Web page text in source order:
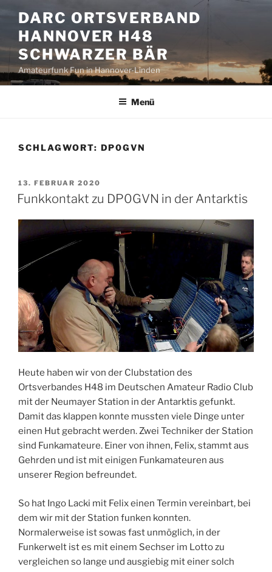
Inhalt
springen
DARC ORTSVERBAND
HANNOVER H48
SCHWARZER BÄR
Amateurfunk Fun in Hannover-Linden
Menü
SCHLAGWORT: DP0GVN
VERÖFFENTLICHT
AM
13. FEBRUAR 2020
Funkkontakt zu DP0GVN in der Antarktis
Heute haben wir von der Clubstation des
Ortsverbandes H48 im Deutschen Amateur Radio Club
mit der Neumayer Station in der Antarktis gefunkt.
Damit das klappen konnte mussten viele Dinge unter
einen Hut gebracht werden. Zwei Techniker der Station
sind Funkamateure. Einer von ihnen, Felix, stammt aus
Gehrden und ist mit einigen Funkamateuren aus
unserer Region befreundet.
So hat Ingo Lacki mit Felix einen Termin vereinbart, bei
dem wir mit der Station funken konnten.
Normalerweise ist sowas fast unmöglich, in der
Funkerwelt ist es mit einem Sechser im Lotto zu
vergleichen so lange und ausgiebig mit einer solch